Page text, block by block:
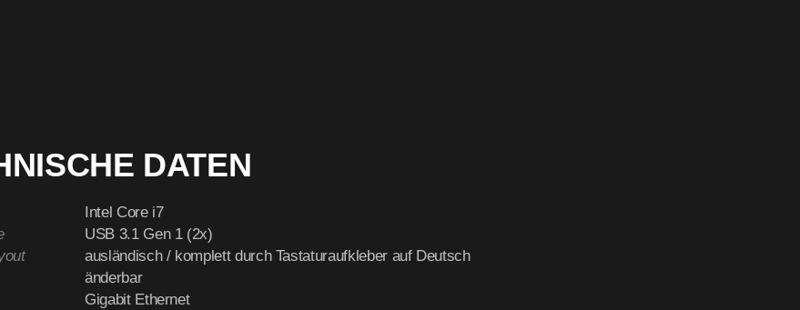
DATEN
Intel Core i7
USB 3.1 Gen 1 (2x)
ausländisch / komplett durch Tastaturaufkleber auf Deutsch
änderbar
Gigabit Ethernet